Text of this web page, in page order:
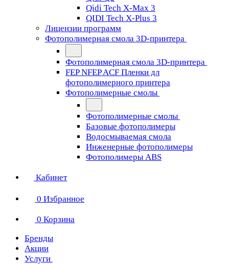
Qidi Tech X-Max 3
QIDI Tech X-Plus 3
Лицензии программ
Фотополимерная смола 3D-принтера
Фотополимерная смола 3D-принтера
FEP NFEP ACF Пленки дл
фотополимерного принтера
Фотополимерные смолы
Фотополимерные смолы
Базовые фотополимеры
Водосмываемая смола
Инженерные фотополимеры
Фотополимеры ABS
Кабинет
0 Избранное
0 Корзина
Бренды
Акции
Услуги